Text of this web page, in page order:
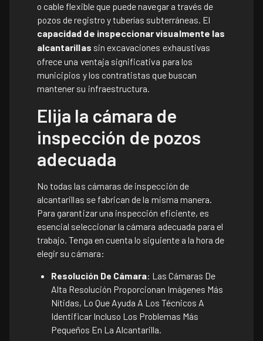
o cable flexible que puede navegar a través de
pozos de registro y tuberías subterráneas. El
capacidad de inspeccionar visualmente las
alcantarillas sin excavaciones exhaustivas
ofrece una ventaja significativa para los
municipios y los contratistas que buscan
mantener su infraestructura.
Elija la cámara de
inspección de pozos
adecuada
No todas las cámaras de inspección de
alcantarillas se fabrican de la misma manera.
Para garantizar una inspección eficiente, es
esencial seleccionar la cámara adecuada para el
trabajo. Tenga en cuenta lo siguiente a la hora de
elegir su cámara:
Resolución De Cámara: Las Cámaras De
Alta Resolución Proporcionan Imágenes Más
Nítidas, Lo Que Ayuda A Los Técnicos A
Identificar Incluso Los Problemas Más
Pequeños En La Alcantarilla.